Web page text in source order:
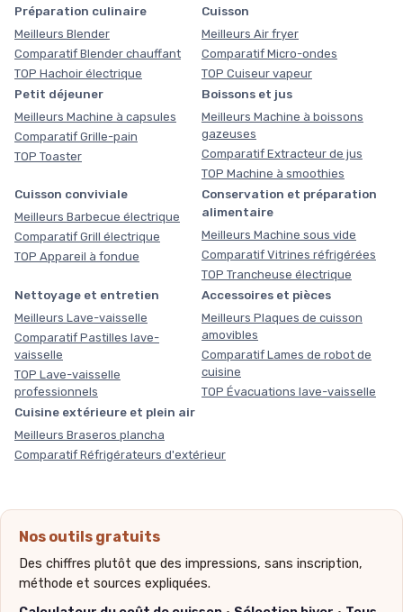
Préparation culinaire
Meilleurs Blender
Comparatif Blender chauffant
TOP Hachoir électrique
Cuisson
Meilleurs Air fryer
Comparatif Micro-ondes
TOP Cuiseur vapeur
Petit déjeuner
Meilleurs Machine à capsules
Comparatif Grille-pain
TOP Toaster
Boissons et jus
Meilleurs Machine à boissons
gazeuses
Comparatif Extracteur de jus
TOP Machine à smoothies
Cuisson conviviale
Meilleurs Barbecue électrique
Comparatif Grill électrique
TOP Appareil à fondue
Conservation et préparation
alimentaire
Meilleurs Machine sous vide
Comparatif Vitrines réfrigérées
TOP Trancheuse électrique
Nettoyage et entretien
Meilleurs Lave-vaisselle
Comparatif Pastilles lave-
vaisselle
TOP Lave-vaisselle
professionnels
Accessoires et pièces
Meilleurs Plaques de cuisson
amovibles
Comparatif Lames de robot de
cuisine
TOP Évacuations lave-vaisselle
Cuisine extérieure et plein air
Meilleurs Braseros plancha
Comparatif Réfrigérateurs d'extérieur
Nos outils gratuits
Des chiffres plutôt que des impressions, sans inscription,
méthode et sources expliquées.